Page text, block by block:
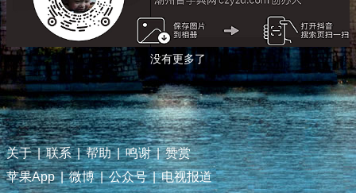
没有更多了
关于 | 联系 | 帮助 | 鸣谢 | 赞赏
苹果App | 微博 | 公众号 | 电视报道